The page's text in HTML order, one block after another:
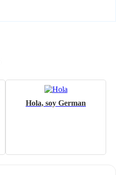
Hola, soy German